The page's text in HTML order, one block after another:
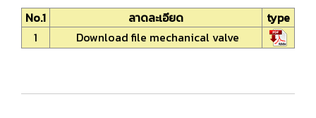
No.1 ลาดละเอียด
type
1
Download file mechanical valve